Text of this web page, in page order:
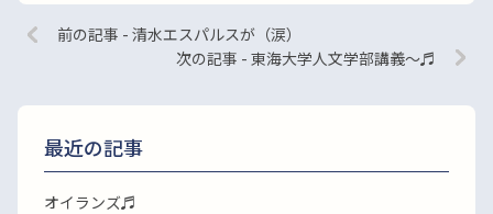
前の記事 - 清水エスパルスが（涙）
次の記事 - 東海大学人文学部講義〜♬
最近の記事
オイランズ♬